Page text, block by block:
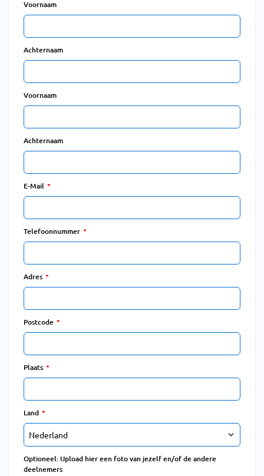
Voornaam
Achternaam
Voornaam
Achternaam
E-Mail
Telefoonnummer
Adres
Postcode
Plaats
Land
Optioneel: Upload hier een foto van jezelf en/of de andere
deelnemers